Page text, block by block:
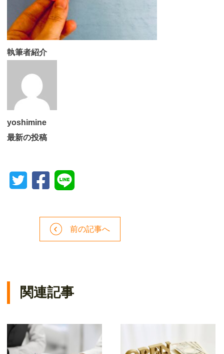
執筆者紹介
yoshimine
最新の投稿
前の記事へ
関連記事